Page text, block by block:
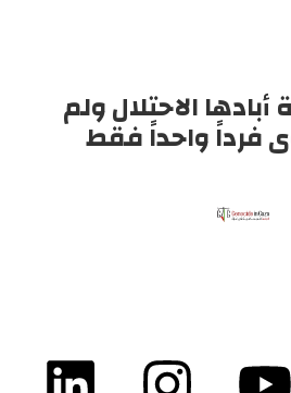
الاحتلال ولم
واحداً فقط